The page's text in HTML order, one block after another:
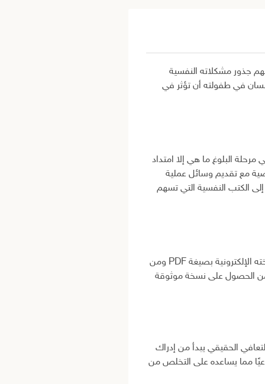
جذور مشكلاته النفسية
في طفولته أن تؤثر في
مرحلة البلوغ ما هي إلا امتداد
مع تقديم وسائل عملية
الكتب النفسية التي تسهم
يحظى هذا الكتاب باهتمام واسع بين القراء المهتمين بعلم النفس والتنمية الذاتية، لذلك يتكرر البحث عن نسخته الإلكترونية بصيغة PDF ومن
الحصول على نسخة موثوقة
الحقيقي يبدأ من إدراك
مما يساعده على التخلص من